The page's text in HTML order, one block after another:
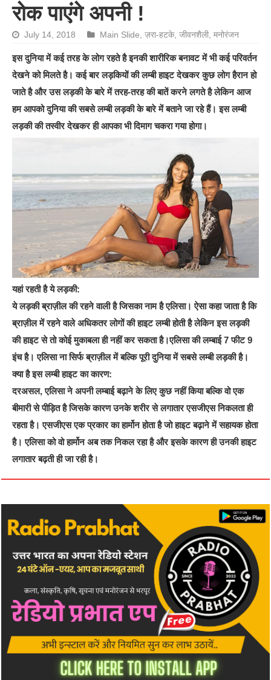
रोक पाएंगे अपनी !
July 14, 2018 Main Slide ,ज़रा-हटके,जीवनशैली ,मनोरंजन
इस दुनिया में कई तरह के लोग रहते है इनकी शारीरिक बनावट में भी कई परिवर्तन
देखने को मिलते है। कई बार लड़कियों की लम्बी हाइट देखकर कुछ लोग हैरान हो
जाते है और उस लड़की के बारे में तरह-तरह की बातें करने लगते है लेकिन आज
हम आपको दुनिया की सबसे लम्बी लड़की के बारे में बताने जा रहे हैं। इस लम्बी
लड़की की तस्वीर देखकर ही आपका भी दिमाग चकरा गया होगा।
यहां रहती है ये लड़की:
ये लड़की ब्राज़ील की रहने वाली है जिसका नाम है एलिसा। ऐसा कहा जाता है कि
ब्राज़ील में रहने वाले अधिकतर लोगों की हाइट लम्बी होती है लेकिन इस लड़की
की हाइट से तो कोई मुकाबला ही नहीं कर सकता है।एलिसा की लम्बाई 7 फीट 9
इंच है। एलिसा ना सिर्फ ब्राज़ील में बल्कि पूरी दुनिया में सबसे लम्बी लड़की है।
क्या है इस लम्बी हाइट का कारण:
दरअसल, एलिसा ने अपनी लम्बाई बढ़ाने के लिए कुछ नहीं किया बल्कि वो एक
बीमारी से पीड़ित है जिसके कारण उनके शरीर से लगातार एसजीएस निकलता ही
रहता है। एसजीएस एक प्रकार का हार्मोन होता है जो हाइट बढ़ाने में सहायक होता
है। एलिसा को वो हार्मोन अब तक निकल रहा है और इसके कारण ही उनकी हाइट
लगातार बढ़ती ही जा रही है।